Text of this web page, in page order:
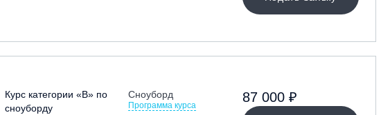
Курс категории «В» по
сноуборду
Сноуборд
Программа курса
87 000 ₽